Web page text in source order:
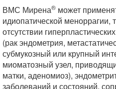
ВМС Мирена® может
идиопатической меноррагии,
отсутствии
(рак эндометрия,
субмукозный или крупный
миоматозный узел,
матки, аденомиоз),
заболеваний и состояний,